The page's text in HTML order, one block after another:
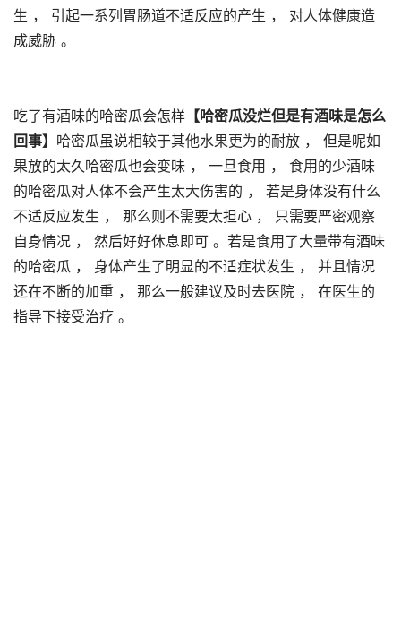
生 ， 引起一系列胃肠道不适反应的产生 ， 对人体健康造
成威胁 。
吃了有酒味的哈密瓜会怎样 【哈密瓜没烂但是有酒味是怎么
回事】 哈密瓜虽说相较于其他水果更为的耐放 ， 但是呢如
果放的太久哈密瓜也会变味 ， 一旦食用 ， 食用的少酒味
的哈密瓜对人体不会产生太大伤害的 ， 若是身体没有什么
不适反应发生 ， 那么则不需要太担心 ， 只需要严密观察
自身情况 ， 然后好好休息即可 。若是食用了大量带有酒味
的哈密瓜 ， 身体产生了明显的不适症状发生 ， 并且情况
还在不断的加重 ， 那么一般建议及时去医院 ， 在医生的
指导下接受治疗 。